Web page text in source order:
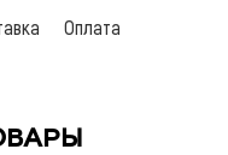
Оплата